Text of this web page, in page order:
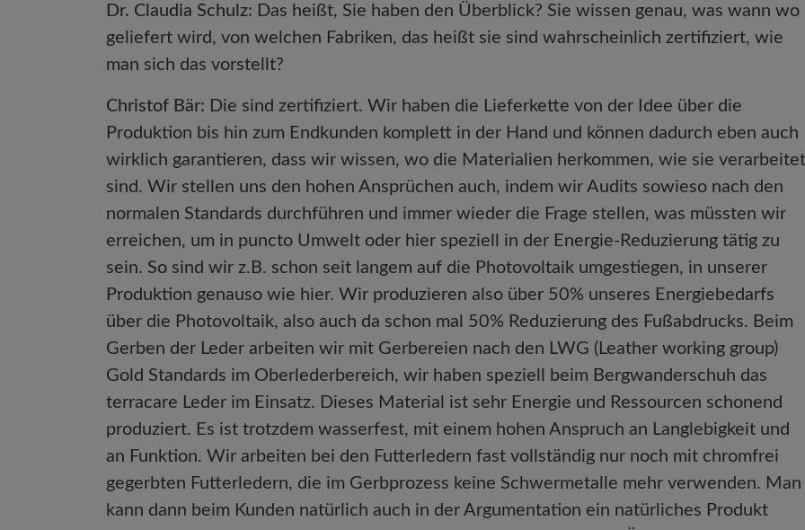
Dr. Claudia Schulz: Das heißt, Sie haben den Überblick? Sie wissen genau, was wann wo
geliefert wird, von welchen Fabriken, das heißt sie sind wahrscheinlich zertifiziert, wie
man sich das vorstellt?
Christof Bär: Die sind zertifiziert. Wir haben die Lieferkette von der Idee über die
Produktion bis hin zum Endkunden komplett in der Hand und können dadurch eben auch
wirklich garantieren, dass wir wissen, wo die Materialien herkommen, wie sie verarbeitet
sind. Wir stellen uns den hohen Ansprüchen auch, indem wir Audits sowieso nach den
normalen Standards durchführen und immer wieder die Frage stellen, was müssten wir
erreichen, um in puncto Umwelt oder hier speziell in der Energie-Reduzierung tätig zu
sein. So sind wir z.B. schon seit langem auf die Photovoltaik umgestiegen, in unserer
Produktion genauso wie hier. Wir produzieren also über 50% unseres Energiebedarfs
über die Photovoltaik, also auch da schon mal 50% Reduzierung des Fußabdrucks. Beim
Gerben der Leder arbeiten wir mit Gerbereien nach den LWG (Leather working group)
Gold Standards im Oberlederbereich, wir haben speziell beim Bergwanderschuh das
terracare Leder im Einsatz. Dieses Material ist sehr Energie und Ressourcen schonend
produziert. Es ist trotzdem wasserfest, mit einem hohen Anspruch an Langlebigkeit und
an Funktion. Wir arbeiten bei den Futterledern fast vollständig nur noch mit chromfrei
gegerbten Futterledern, die im Gerbprozess keine Schwermetalle mehr verwenden. Man
kann dann beim Kunden natürlich auch in der Argumentation ein natürliches Produkt